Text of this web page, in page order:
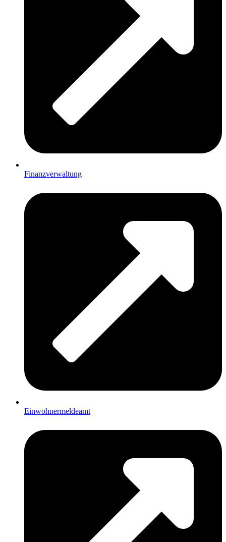
Finanzverwaltung
Einwohnermeldeamt